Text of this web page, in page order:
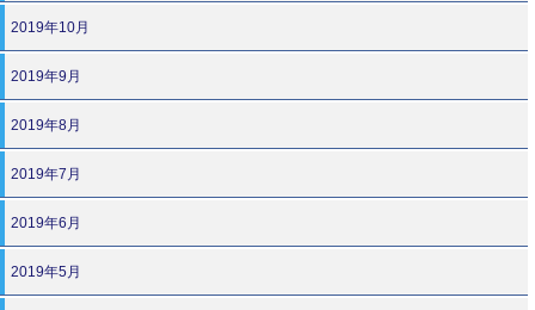
2019年10月
2019年9月
2019年8月
2019年7月
2019年6月
2019年5月